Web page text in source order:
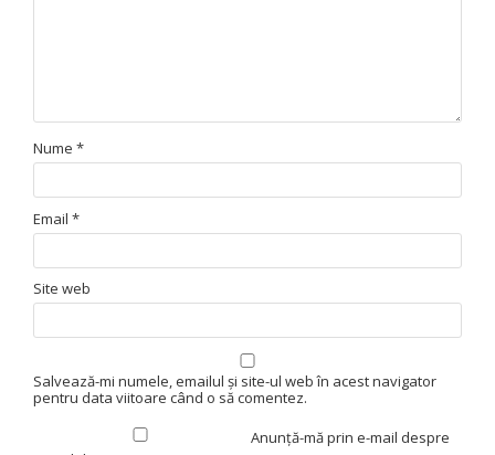
Nume *
Email *
Site web
Salvează-mi numele, emailul și site-ul web în acest navigator
pentru data viitoare când o să comentez.
Anunță-mă prin e-mail despre